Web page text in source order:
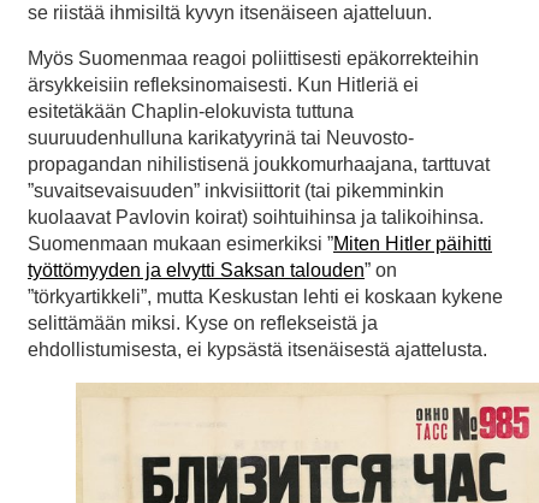
se riistää ihmisiltä kyvyn itsenäiseen ajatteluun.
Myös Suomenmaa reagoi poliittisesti epäkorrekteihin
ärsykkeisiin refleksinomaisesti. Kun Hitleriä ei
esitetäkään Chaplin-elokuvista tuttuna
suuruudenhulluna karikatyyrinä tai Neuvosto-
propagandan nihilistisenä joukkomurhaajana, tarttuvat
”suvaitsevaisuuden” inkvisiittorit (tai pikemminkin
kuolaavat Pavlovin koirat) soihtuihinsa ja talikoihinsa.
Suomenmaan mukaan esimerkiksi ”Miten Hitler päihitti
työttömyyden ja elvytti Saksan talouden” on
”törkyartikkeli”, mutta Keskustan lehti ei koskaan kykene
selittämään miksi. Kyse on reflekseistä ja
ehdollistumisesta, ei kypsästä itsenäisestä ajattelusta.